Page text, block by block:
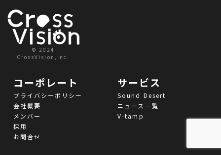
© 2024
CrossVision,Inc.
コーポレート
プライバシーポリシー
会社概要
メンバー
採用
お問合せ
サービス
Sound Desert
ニュース一覧
V-tamp